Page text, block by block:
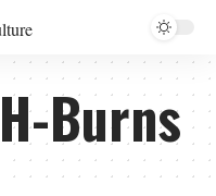
H-Burns